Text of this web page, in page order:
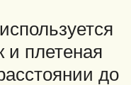
и плетеная
до